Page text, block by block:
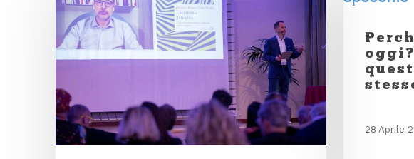
28 Aprile